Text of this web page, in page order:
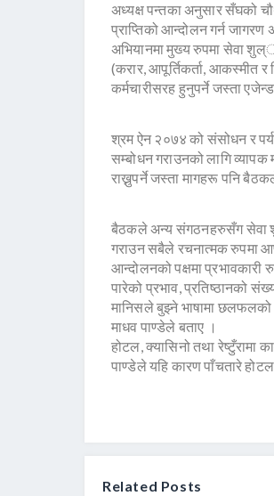
अध्यक्ष पन्तका अनुसार सँघको
प्राप्तिको आन्दोलन गर्न
अभियानमा मुख्य रुपमा सेवा
(करार, आपूर्तिकर्ता, आकस्मीत
कर्मचारीसरह हुनुपर्ने जस्ता
श्रम ऐन २०७४ को संसोधन र
सम्बोधन गराउनको लागि व्यापक
राख्नुपर्ने जस्ता मागहरू पनि
बैठकले अन्य संगठनहरुसँग सेवा
गराउन सबैले रचनात्मक रुपमा
आन्दोलनको पक्षमा प्रभावकारी
पारेको प्रभाव, प्रतिष्ठानको
मानिसले बुझ्ने भाषामा छलफलको
माधव पाण्डेले बताए ।
होटल, क्यासिनो तथा रेष्टुँरामा
पाण्डेले यहि कारण पाँचतारे
Related Posts